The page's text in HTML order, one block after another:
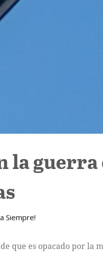
la
Siempre!
que es opacado por